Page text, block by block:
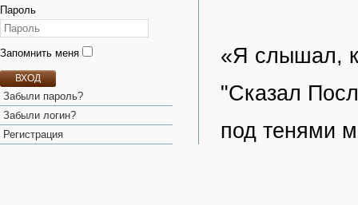
Пароль
Запомнить меня
ВХОД
Забыли пароль?
Забыли логин?
Регистрация
«Я слышал,
"Сказал
под тенями